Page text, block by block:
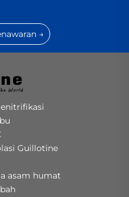
→
Guillotine
asam humat